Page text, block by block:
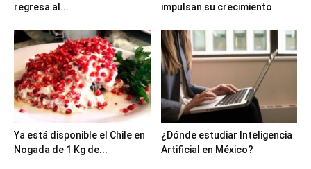
regresa al...
impulsan su crecimiento
Ya está disponible el Chile en
Nogada de 1 Kg de...
¿Dónde estudiar Inteligencia
Artificial en México?